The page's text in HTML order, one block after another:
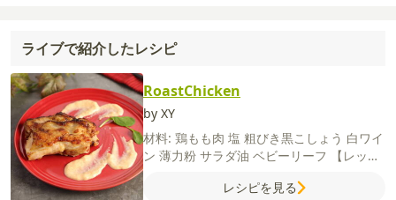
ライブで紹介したレシピ
RoastChicken
by XY
材料: 鶏もも肉 塩 粗びき黒こしょう 白ワイ
ン 薄力粉 サラダ油 ベビーリーフ
【レッド
チリペッパー塩
レシピを見る